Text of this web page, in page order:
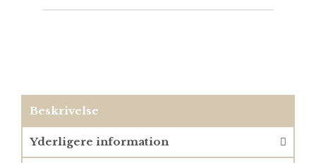
Beskrivelse
Yderligere information